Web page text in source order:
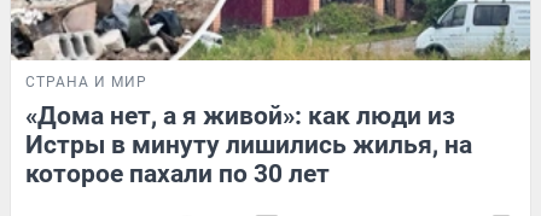
СТРАНА И МИР
«Дома нет, а я живой»: как люди из
Истры в минуту лишились жилья, на
которое пахали по 30 лет